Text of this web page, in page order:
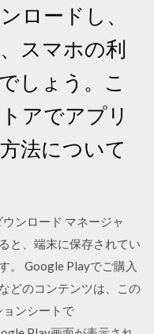
ロードし、
スマホの利
しょう。こ
アでアプリ
法について
ンロード マネージャ
と、端末に保存されてい
。 Google Playでご購入
どのコンテンツは、この
ンシートで